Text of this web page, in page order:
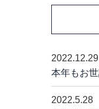
2022.12.29
本年もお
2022.5.28